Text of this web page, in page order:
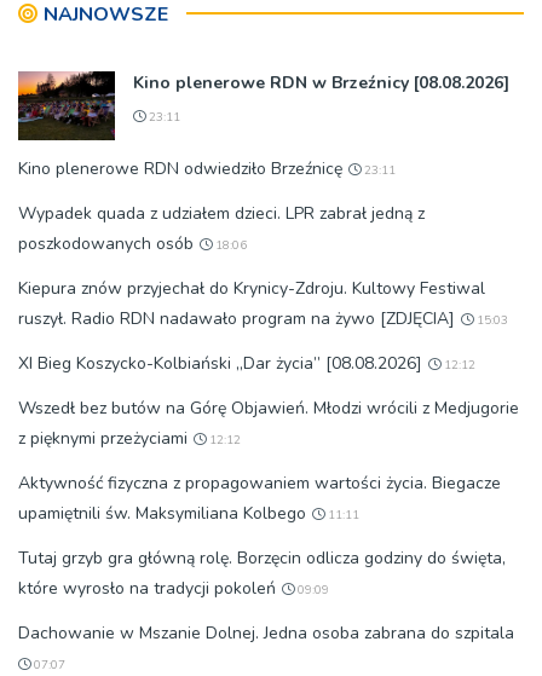
okolicznościach
NAJNOWSZE
Kino plenerowe RDN w Brzeźnicy [08.08.2026]
23:11
Kino plenerowe RDN odwiedziło Brzeźnicę 23:11
Wypadek quada z udziałem dzieci. LPR zabrał jedną z
poszkodowanych osób
18:06
Kiepura znów przyjechał do Krynicy-Zdroju. Kultowy Festiwal
ruszył. Radio RDN nadawało program na żywo [ZDJĘCIA]
15:03
XI Bieg Koszycko-Kolbiański „Dar życia” [08.08.2026] 12:12
Wszedł bez butów na Górę Objawień. Młodzi wrócili z Medjugorie
z pięknymi przeżyciami
12:12
Aktywność fizyczna z propagowaniem wartości życia. Biegacze
upamiętnili św. Maksymiliana Kolbego
11:11
Tutaj grzyb gra główną rolę. Borzęcin odlicza godziny do święta,
które wyrosło na tradycji pokoleń
09:09
Dachowanie w Mszanie Dolnej. Jedna osoba zabrana do szpitala
07:07